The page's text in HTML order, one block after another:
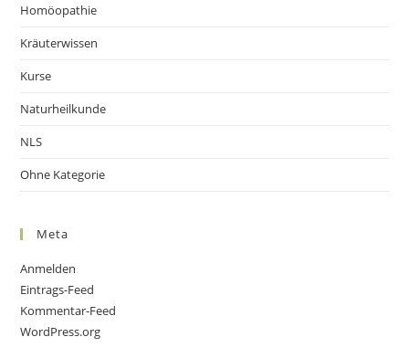
Homöopathie
Kräuterwissen
Kurse
Naturheilkunde
NLS
Ohne Kategorie
Meta
Anmelden
Eintrags-Feed
Kommentar-Feed
WordPress.org